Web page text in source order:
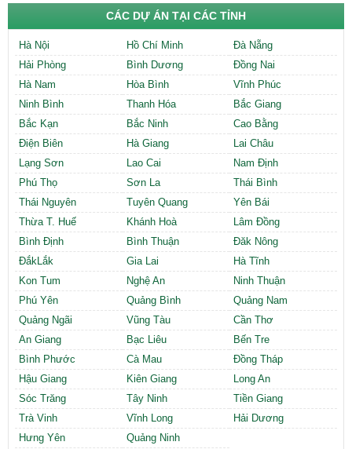
CÁC DỰ ÁN TẠI CÁC TỈNH
Hà Nội Hồ Chí Minh
Đà Nẵng
Hải Phòng
Bình Dương
Đồng Nai
Hà Nam
Hòa Bình
Vĩnh Phúc
Ninh Bình
Thanh Hóa
Bắc Giang
Bắc Kạn
Bắc Ninh
Cao Bằng
Điện Biên
Hà Giang
Lai Châu
Lạng Sơn
Lao Cai
Nam Định
Phú Thọ
Sơn La
Thái Bình
Thái Nguyên
Tuyên Quang
Yên Bái
Thừa T. Huế
Khánh Hoà
Lâm Đồng
Bình Định
Bình Thuận
Đăk Nông
ĐắkLắk
Gia Lai
Hà Tĩnh
Kon Tum
Nghệ An
Ninh Thuận
Phú Yên
Quảng Bình
Quảng Nam
Quảng Ngãi
Vũng Tàu
Cần Thơ
An Giang
Bạc Liêu
Bến Tre
Bình Phước
Cà Mau
Đồng Tháp
Hậu Giang
Kiên Giang
Long An
Sóc Trăng
Tây Ninh
Tiền Giang
Trà Vinh
Vĩnh Long
Hải Dương
Hưng Yên
Quảng Ninh